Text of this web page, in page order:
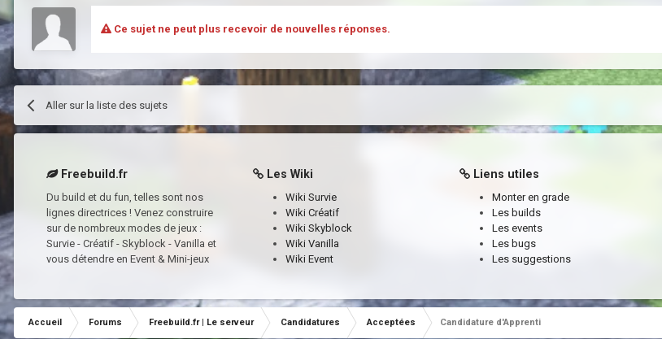
Ce sujet ne peut plus recevoir de nouvelles réponses.
Aller sur la liste des sujets
Freebuild.fr
Du build et du fun, telles sont nos
lignes directrices ! Venez construire
sur de nombreux modes de jeux :
Survie - Créatif - Skyblock - Vanilla et
vous détendre en Event & Mini-jeux
Les Wiki
Wiki Survie
Wiki Créatif
Wiki Skyblock
Wiki Vanilla
Wiki Event
Liens utiles
Monter en grade
Les builds
Les events
Les bugs
Les suggestions
Accueil Forums Freebuild.fr | Le serveur Candidatures Acceptées Candidature d'Apprenti